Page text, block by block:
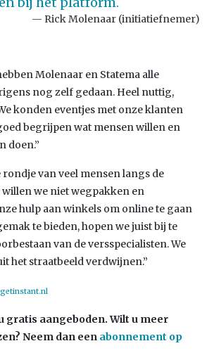
Rick Molenaar (initiatiefnemer)
Molenaar en Statema alle
nog zelf gedaan. Heel nuttig,
konden eventjes met onze klanten
begrijpen wat mensen willen en
doen.”
rondje van veel mensen langs de
willen we niet wegpakken en
hulp aan winkels om online te gaan
te bieden, hopen we juist bij te
van de versspecialisten. We
het straatbeeld verdwijnen.”
gratis aangeboden. Wilt u meer
Neem dan een abonnement op